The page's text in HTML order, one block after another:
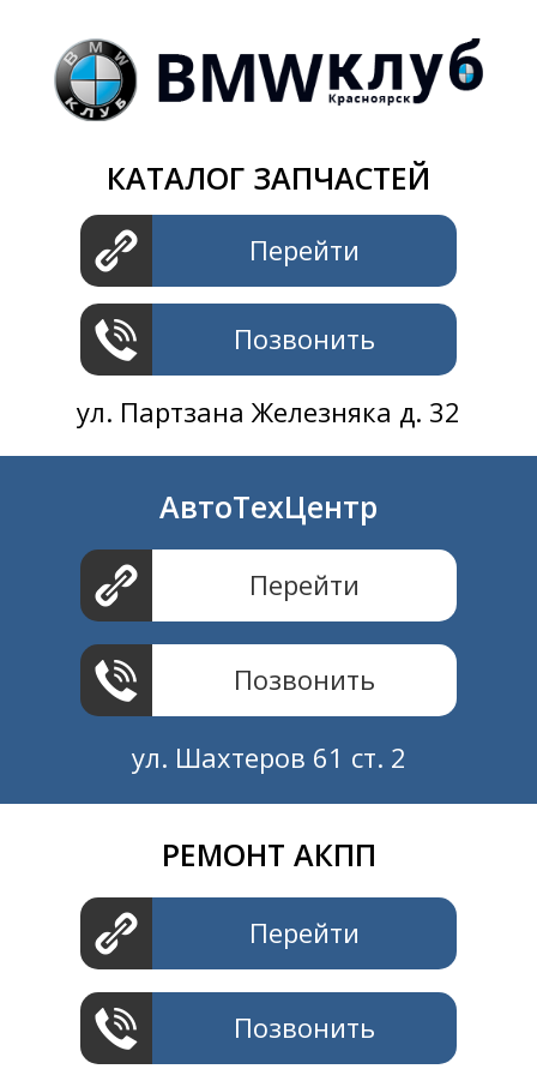
КАТАЛОГ ЗАПЧАСТЕЙ
Перейти
Позвонить
ул. Партзана Железняка д. 32
АвтоТехЦентр
Перейти
Позвонить
ул. Шахтеров 61 ст. 2
РЕМОНТ АКПП
Перейти
Позвонить
+7 391 2801414
ул. Шахтеров 61 ст.2
+7 391 2311414
ул. Шахтеров 61 ст.2